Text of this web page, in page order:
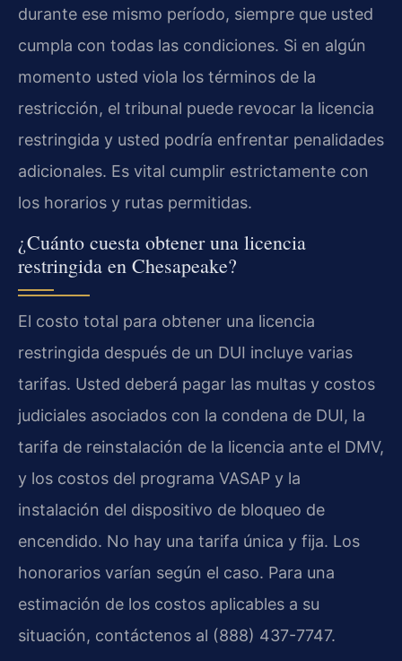
durante ese mismo período, siempre que usted
cumpla con todas las condiciones. Si en algún
momento usted viola los términos de la
restricción, el tribunal puede revocar la licencia
restringida y usted podría enfrentar penalidades
adicionales. Es vital cumplir estrictamente con
los horarios y rutas permitidas.
¿Cuánto cuesta obtener una licencia
restringida en Chesapeake?
El costo total para obtener una licencia
restringida después de un DUI incluye varias
tarifas. Usted deberá pagar las multas y costos
judiciales asociados con la condena de DUI, la
tarifa de reinstalación de la licencia ante el DMV,
y los costos del programa VASAP y la
instalación del dispositivo de bloqueo de
encendido. No hay una tarifa única y fija. Los
honorarios varían según el caso. Para una
estimación de los costos aplicables a su
situación, contáctenos al (888) 437-7747.